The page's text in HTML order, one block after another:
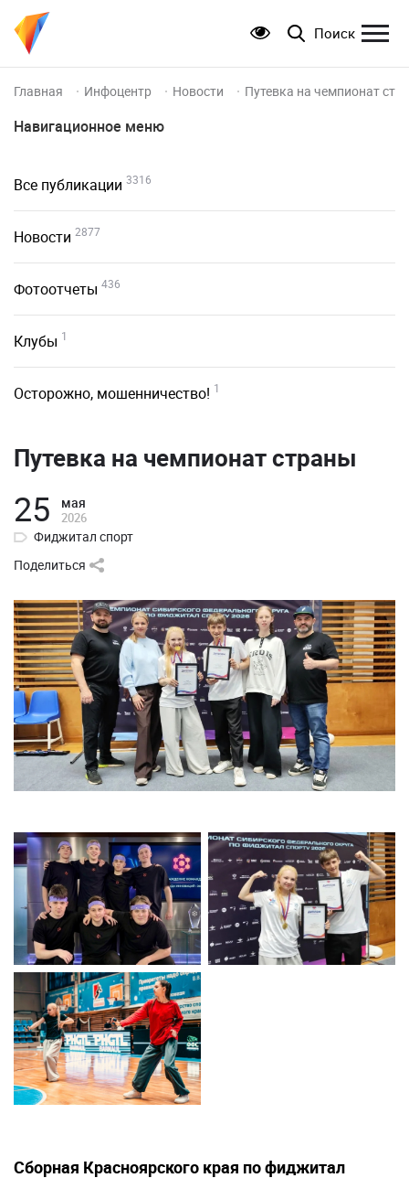
Поиск
Главная Инфоцентр Новости Путевка на чемпионат
Навигационное меню
Все публикации 3316
Новости 2877
Фотоотчеты 436
Клубы 1
Осторожно, мошенничество! 1
Путевка на чемпионат страны
25 мая
2026
Фиджитал спорт
Поделиться
Сборная Красноярского края по фиджитал